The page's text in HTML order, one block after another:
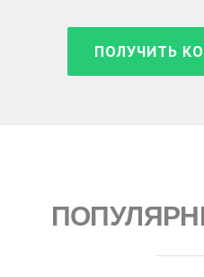
ПОЛУЧИТЬ